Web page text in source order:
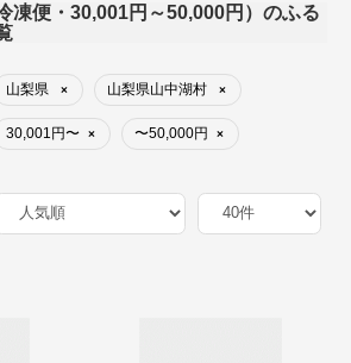
凍便・30,001円～50,000円）のふる
山梨県 × 山梨県山中湖村 ×
30,001円〜 × 〜50,000円 ×